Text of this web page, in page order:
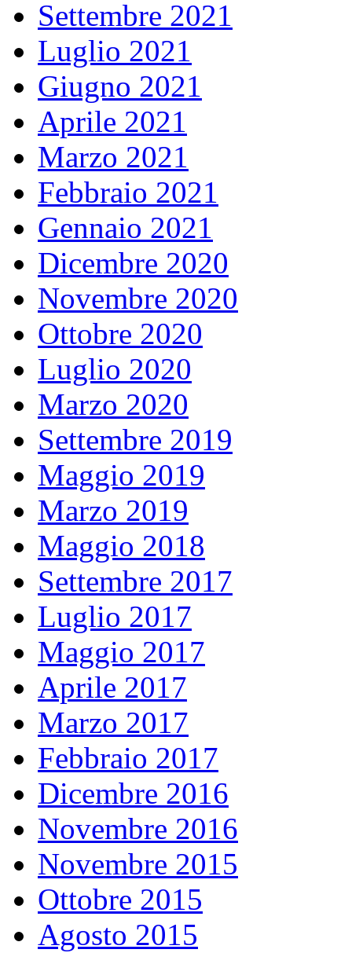
Settembre 2021
Luglio 2021
Giugno 2021
Aprile 2021
Marzo 2021
Febbraio 2021
Gennaio 2021
Dicembre 2020
Novembre 2020
Ottobre 2020
Luglio 2020
Marzo 2020
Settembre 2019
Maggio 2019
Marzo 2019
Maggio 2018
Settembre 2017
Luglio 2017
Maggio 2017
Aprile 2017
Marzo 2017
Febbraio 2017
Dicembre 2016
Novembre 2016
Novembre 2015
Ottobre 2015
Agosto 2015